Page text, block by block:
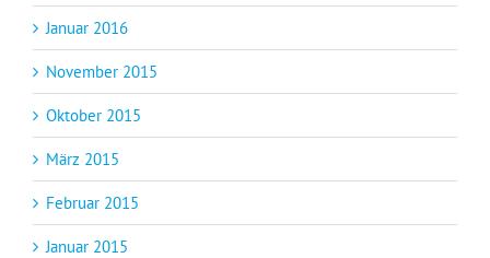
Januar 2016
November 2015
Oktober 2015
März 2015
Februar 2015
Januar 2015